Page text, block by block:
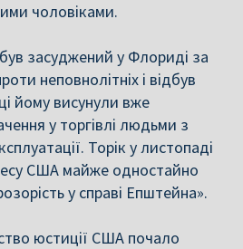
чоловіками.
засуджений у Флориді за
неповнолітніх і відбув
йому висунули вже
у торгівлі людьми з
Торік у листопаді
США майже одностайно
у справі Епштейна».
юстиції США почало